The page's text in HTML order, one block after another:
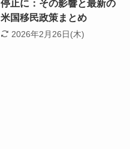
停止に：その影響と最新の
米国移民政策まとめ
2026年2月26日(木)